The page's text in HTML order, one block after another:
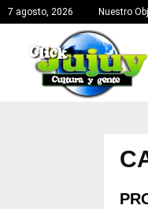
7 agosto, 2026 Nuestro